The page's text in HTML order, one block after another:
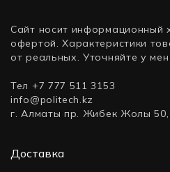
Сайт носит информационный
офертой. Характеристики
от реальных. Уточняйте у
Тел +7 777 511 3153
info@politech.kz
г. Алматы пр. Жибек Жолы
Доставка